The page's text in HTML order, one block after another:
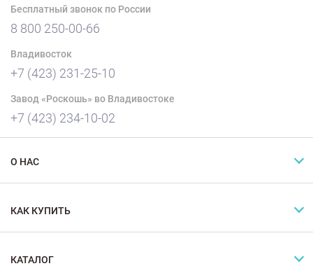
Бесплатный звонок по России
8 800 250-00-66
Владивосток
+7 (423) 231-25-10
Завод «Роскошь» во Владивостоке
+7 (423) 234-10-02
О НАС
КАК КУПИТЬ
КАТАЛОГ